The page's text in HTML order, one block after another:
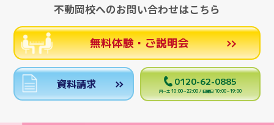
不動岡校へのお問い合わせはこちら
無料体験・ご説明会
資料請求 0120-62-0885
月～土 10:00～22:00 / 日曜日 10:00～19:00